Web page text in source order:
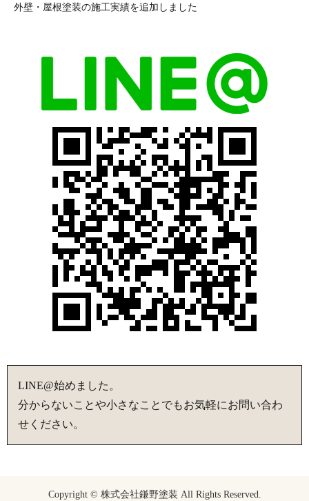
外壁・屋根塗装の施工実績を追加しました
LINE@始めました。
分からないことや小さなことでもお気軽にお問い合わ
せください。
Copyright © 株式会社鎌野塗装 All Rights Reserved.